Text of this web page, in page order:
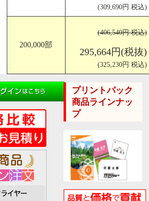
(309,690円 税込)
200,000部
(406,540円 税込)
295,664円(税抜)
(325,230円 税込)
プリントパック
商品ラインナッ
プ